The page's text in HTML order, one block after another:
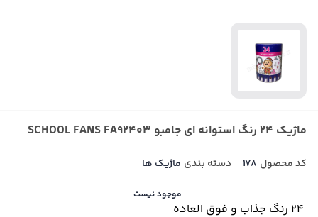
ماژیک 24 رنگ استوانه ای جامبو SCHOOL FANS FA92403
کد محصول 178 دسته بندی ماژیک ها
موجود نیست